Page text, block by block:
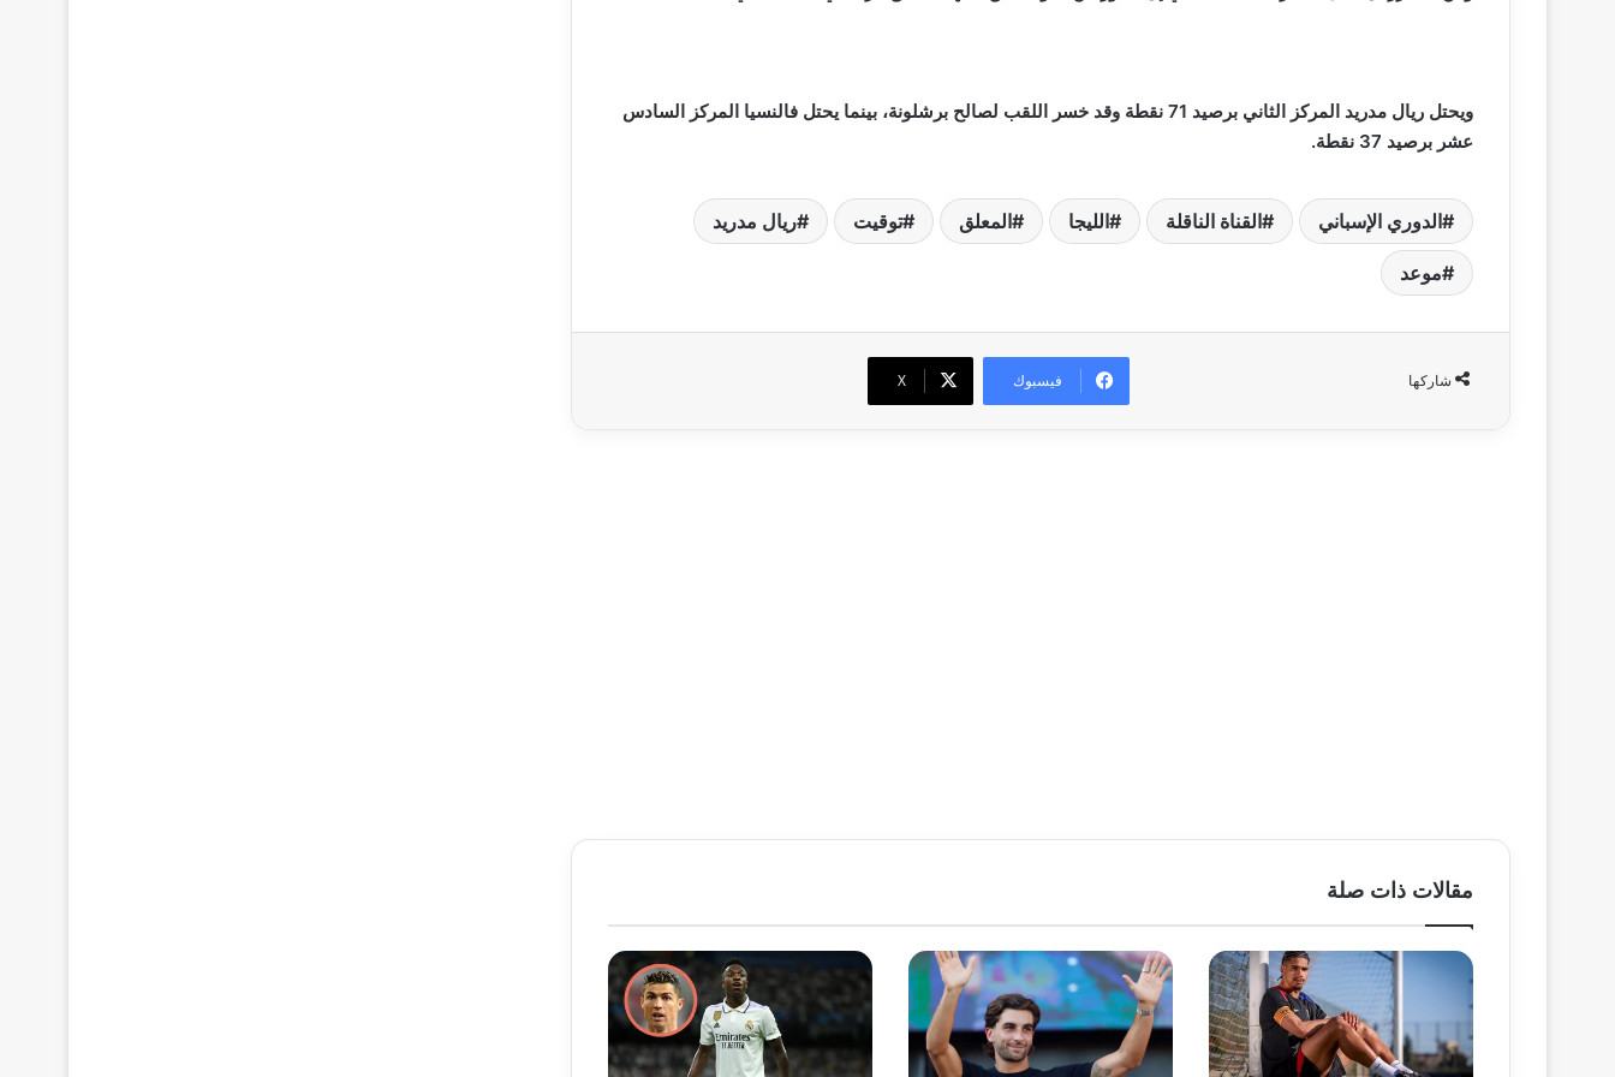
ويحتل ريال مدريد المركز الثاني برصيد 71 نقطة وقد خسر اللقب لصالح برشلونة، بينما يحتل فالنسيا المركز السادس
عشر برصيد 37 نقطة.
الدوري الإسباني القناة الناقلة الليجا المعلق توقيت ريال مدريد
موعد
شاركها فيسبوك ‫X
مقالات ذات صلة